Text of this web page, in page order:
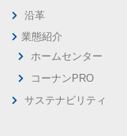
沿革
業態紹介
ホームセンター
コーナンPRO
サステナビリティ